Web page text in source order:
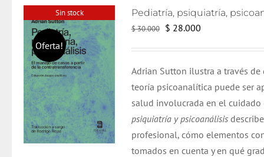
Sin stock
Oferta!
$30.000
El
era:
$ 30.000.
$ 28.000El
es:
$ 28.000.
Adrian Sutton ilustra a través
teoría psicoanalítica puede ser
salud involucrada en el
psiquiatría y psicoanálisis
profesional, cómo elementos
tomados en cuenta y en qué